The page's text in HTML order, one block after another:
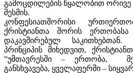
გამოცდილების წყალობით ორივე
მესმის.
კონფესიათშორისი
ქრისტიანთა შორის ერთობასა
დაკავშირებულ საკითხებთან.
პრინციპის მიხედვით,
”უმთავრესში – ერთობა,
განსხვავება, ყველაფერში –